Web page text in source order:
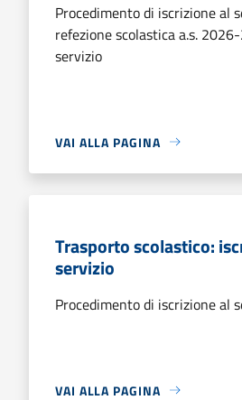
Procedimento di iscrizione al
refezione scolastica a.s.
servizio
VAI ALLA PAGINA
Trasporto scolastico:
servizio
Procedimento di iscrizione al
VAI ALLA PAGINA